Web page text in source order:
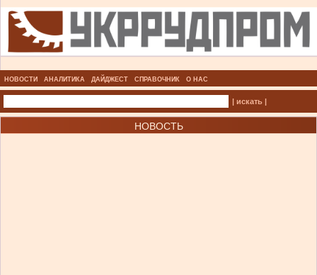
НОВОСТИ АНАЛИТИКА ДАЙДЖЕСТ СПРАВОЧНИК О НАС
| искать |
НОВОСТЬ